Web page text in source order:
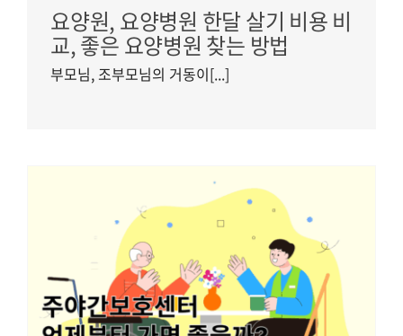
요양원, 요양병원 한달 살기 비용 비
교, 좋은 요양병원 찾는 방법
부모님, 조부모님의 거동이[...]